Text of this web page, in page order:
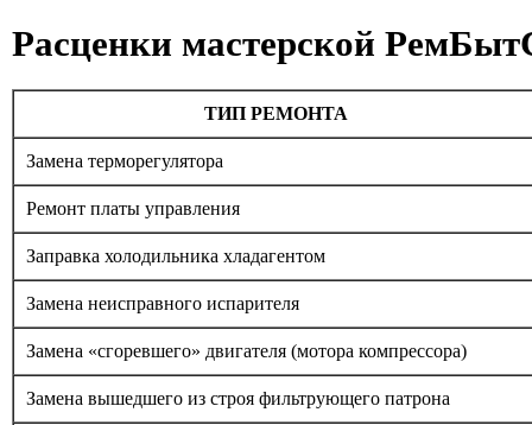
Расценки мастерской
ТИП РЕМОНТА
Замена терморегулятора
Ремонт платы управления
Заправка холодильника хладагентом
Замена неисправного испарителя
Замена «сгоревшего» двигателя (мотора компрессора)
Замена вышедшего из строя фильтрующего патрона